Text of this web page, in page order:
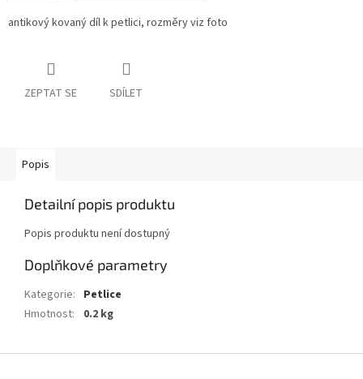
antikový kovaný díl k petlici, rozměry viz foto
ZEPTAT SE SDÍLET
Popis
Detailní popis produktu
Popis produktu není dostupný
Doplňkové parametry
Kategorie: Petlice
Hmotnost: 0.2 kg